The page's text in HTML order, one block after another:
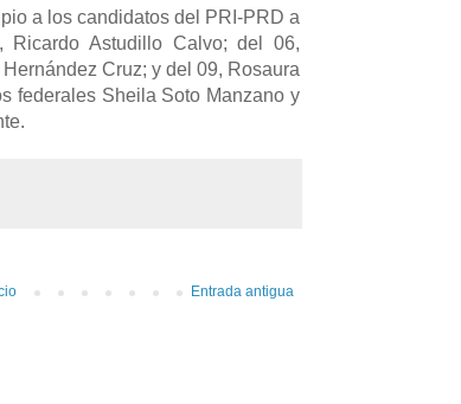
a los candidatos del PRI-PRD a
Ricardo Astudillo Calvo; del 06,
Cruz; y del 09, Rosaura
federales Sheila Soto Manzano y
Entrada antigua